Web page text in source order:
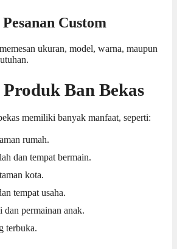
Custom
ukuran, model, warna, maupun
Ban Bekas
memiliki banyak manfaat, seperti:
rumah.
dan tempat bermain.
kota.
tempat usaha.
dan permainan anak.
terbuka.